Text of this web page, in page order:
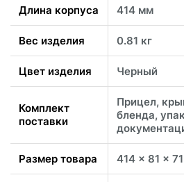
Длина корпуса 414 мм
Вес изделия 0.81 кг
Цвет изделия Черный
Комплект
поставки
Прицел,
бленда,
Размер товара 414 x 81 x